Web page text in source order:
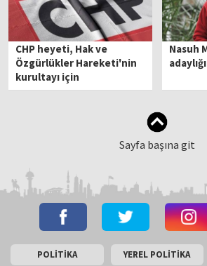
CHP heyeti, Hak ve
Özgürlükler Hareketi'nin
kurultayı için
Bulgaristan'a gitti
Nasuh
Sayfa başına git
POLİTİKA YEREL POLİTİKA